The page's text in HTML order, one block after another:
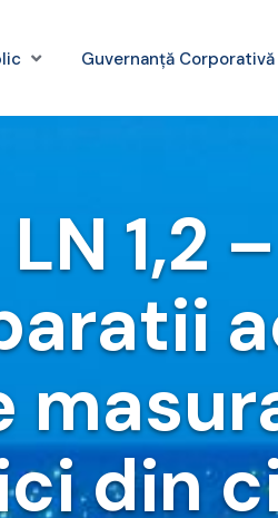
Guvernanță Corporativă
1,2
din